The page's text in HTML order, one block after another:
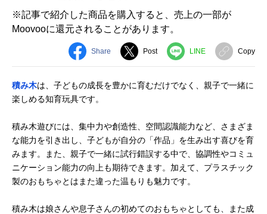
※記事で紹介した商品を購入すると、売上の一部が
Moovooに還元されることがあります。
Share Post LINE Copy
積み木は、子どもの成長を豊かに育むだけでなく、親子で一緒に
楽しめる知育玩具です。
積み木遊びには、集中力や創造性、空間認識能力など、さまざま
な能力を引き出し、子どもが自分の「作品」を生み出す喜びを育
みます。また、親子で一緒に試行錯誤する中で、協調性やコミュ
ニケーション能力の向上も期待できます。加えて、プラスチック
製のおもちゃとはまた違った温もりも魅力です。
積み木は娘さんや息子さんの初めてのおもちゃとしても、また成